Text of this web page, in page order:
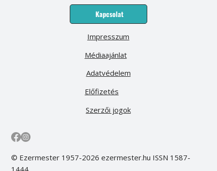
Kapcsolat
Médiaajánlat
Előfizetés
Impresszum
Adatvédelem
Szerzői jogok
© Ezermester 1957-2026 ezermester.hu ISSN 1587-
1444